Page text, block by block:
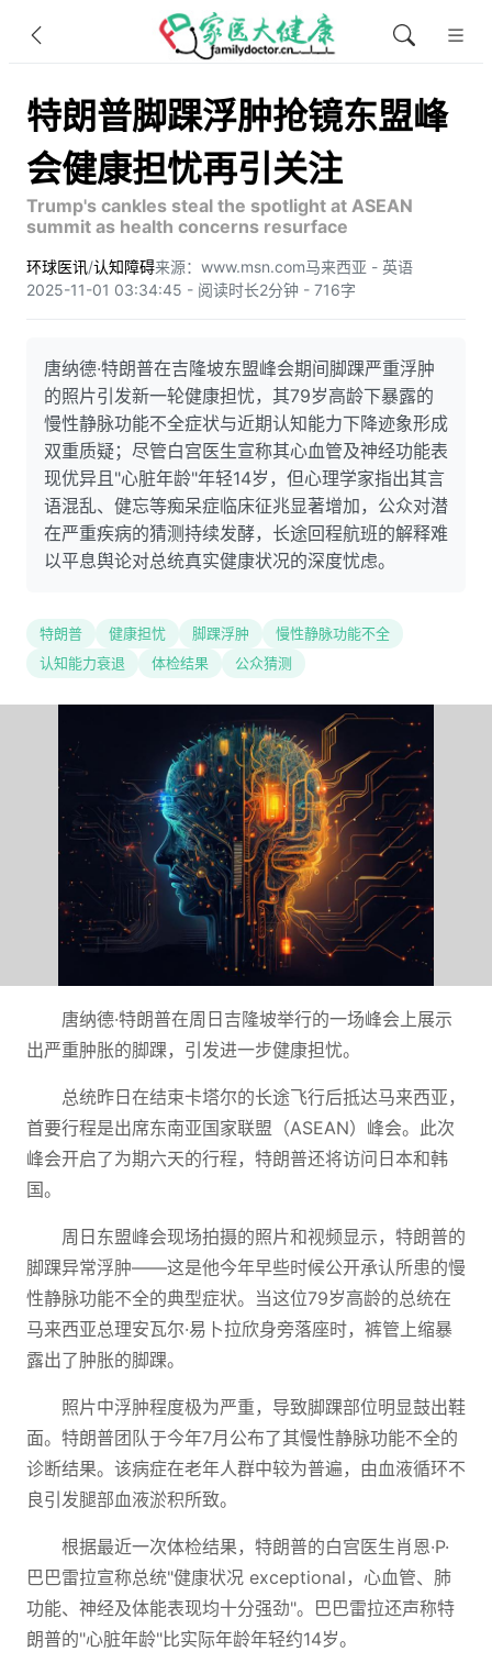
特朗普脚踝浮肿抢镜东盟峰
会健康担忧再引关注
Trump's cankles steal the spotlight at ASEAN
summit as health concerns resurface
环球医讯/认知障碍来源：www.msn.com马来西亚 - 英语
2025-11-01 03:34:45 - 阅读时长2分钟 - 716字
唐纳德·特朗普在吉隆坡东盟峰会期间脚踝严重浮肿
的照片引发新一轮健康担忧，其79岁高龄下暴露的
慢性静脉功能不全症状与近期认知能力下降迹象形成
双重质疑；尽管白宫医生宣称其心血管及神经功能表
现优异且"心脏年龄"年轻14岁，但心理学家指出其言
语混乱、健忘等痴呆症临床征兆显著增加，公众对潜
在严重疾病的猜测持续发酵，长途回程航班的解释难
以平息舆论对总统真实健康状况的深度忧虑。
特朗普 健康担忧 脚踝浮肿
慢性静脉功能不全
认知能力衰退
体检结果 公众猜测
唐纳德·特朗普在周日吉隆坡举行的一场峰会上展示
出严重肿胀的脚踝，引发进一步健康担忧。
总统昨日在结束卡塔尔的长途飞行后抵达马来西亚，
首要行程是出席东南亚国家联盟（ASEAN）峰会。此次
峰会开启了为期六天的行程，特朗普还将访问日本和韩
国。
周日东盟峰会现场拍摄的照片和视频显示，特朗普的
脚踝异常浮肿——这是他今年早些时候公开承认所患的慢
性静脉功能不全的典型症状。当这位79岁高龄的总统在
马来西亚总理安瓦尔·易卜拉欣身旁落座时，裤管上缩暴
露出了肿胀的脚踝。
照片中浮肿程度极为严重，导致脚踝部位明显鼓出鞋
面。特朗普团队于今年7月公布了其慢性静脉功能不全的
诊断结果。该病症在老年人群中较为普遍，由血液循环不
良引发腿部血液淤积所致。
根据最近一次体检结果，特朗普的白宫医生肖恩·P·
巴巴雷拉宣称总统"健康状况 exceptional，心血管、肺
功能、神经及体能表现均十分强劲"。巴巴雷拉还声称特
朗普的"心脏年龄"比实际年龄年轻约14岁。